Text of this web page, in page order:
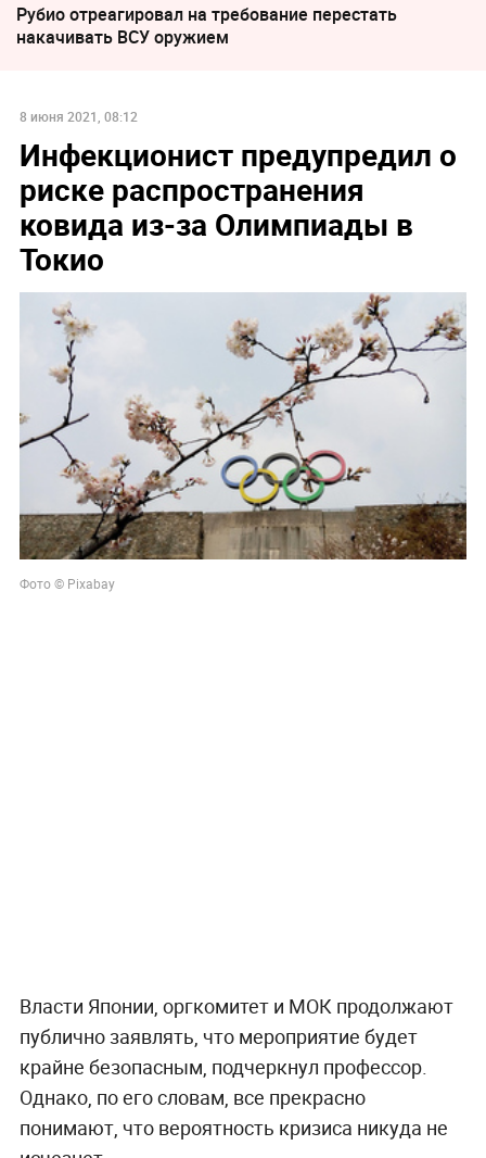
Рубио отреагировал на требование перестать
накачивать ВСУ оружием
8 июня 2021, 08:12
Инфекционист предупредил о
риске распространения
ковида из-за Олимпиады в
Токио
Фото © Pixabay
Власти Японии, оргкомитет и МОК продолжают
публично заявлять, что мероприятие будет
крайне безопасным, подчеркнул профессор.
Однако, по его словам, все прекрасно
понимают, что вероятность кризиса никуда не